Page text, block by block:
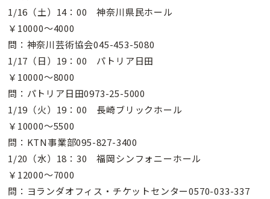
1/16（土）14：00 神奈川県民ホール
￥10000〜4000
問：神奈川芸術協会045-453-5080
1/17（日）19：00 パトリア日田
￥10000〜8000
問：パトリア日田0973-25-5000
1/19（火）19：00 長崎ブリックホール
￥10000〜5500
問：KTN事業部095-827-3400
1/20（水）18：30 福岡シンフォニーホール
￥12000〜7000
問：ヨランダオフィス・チケットセンター0570-033-337